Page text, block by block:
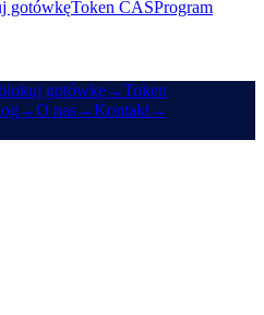
gotówkęToken CASProgram
gotówkę→Token
→O nas→Kontakt→